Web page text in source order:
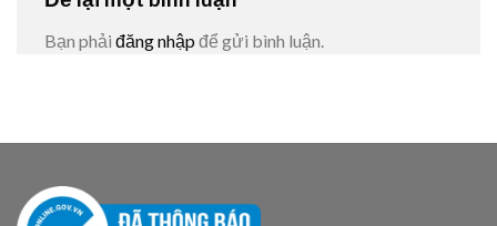
Bạn phải đăng nhập để gửi bình luận.